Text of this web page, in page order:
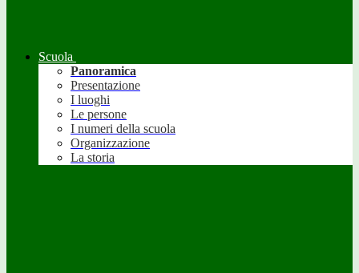
Scuola
Panoramica
Presentazione
I luoghi
Le persone
I numeri della scuola
Organizzazione
La storia